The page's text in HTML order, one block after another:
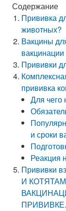
Содержание
Прививка
животных?
Вакцины
вакцинации
Прививки
прививка
Для чего
и сроки
Реакция
Прививки
И